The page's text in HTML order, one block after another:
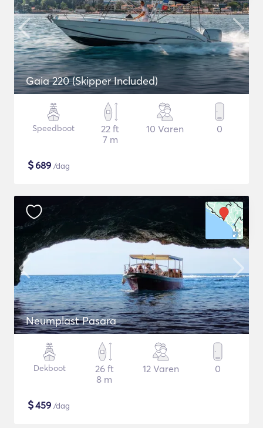
Gaia 220 (Skipper Included)
Speedboot
22 ft
7 m
10 Varen 0
$689 /dag
Neumplast Pasara
Dekboot
26 ft
8 m
12 Varen 0
$459 /dag